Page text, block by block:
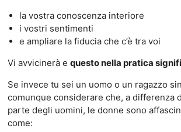
la vostra conoscenza interiore
i vostri sentimenti
e ampliare la fiducia che c’è tra voi
Vi avvicinerà e questo nella pratica
Se invece tu sei un uomo o un ragazzo
comunque considerare che, a differenza
parte degli uomini, le donne sono
come: